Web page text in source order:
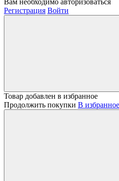
Вам необходимо авторизоваться
Регистрация Войти
Товар добавлен в избранное
Продолжить покупки В избранное